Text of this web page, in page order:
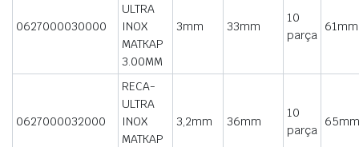
0627000030000
ULTRA
INOX
MATKAP
3.00MM
3mm 33mm
10
parça
61mm
0627000032000
RECA-
ULTRA
INOX
MATKAP
3,2mm 36mm
10
parça
65mm